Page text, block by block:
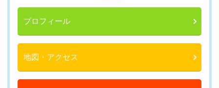
プロフィール
地図・アクセス